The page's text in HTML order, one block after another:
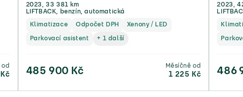
od
2023, 33 381 km
LIFTBACK, benzín, automatická
Klimatizace Odpočet DPH Xenony / LED
Parkovací asistent + 1 další
485 900 Kč
Měsíčně od
1 225 Kč
2023,
486